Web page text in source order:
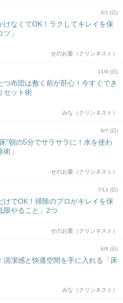
3/1 (日)
けなくてOK！ラクしてキレイを保
」
せのお愛（クリンネスト）
11/9 (日)
つ布団は敷く前が肝心！今すぐでき
セット術
みな（クリンネスト）
9/7 (日)
”朝の5分でサラサラに！水を使わ
」
せのお愛（クリンネスト）
7/13 (日)
けでOK！掃除のプロがキレイを保
限やること」2つ
せのお愛（クリンネスト）
6/8 (日)
清潔感と快適空間を手に入れる「床
みな（クリンネスト）